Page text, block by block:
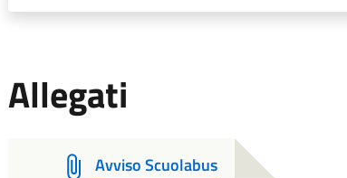
Allegati
Avviso Scuolabus